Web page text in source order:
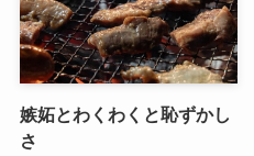
嫉妬とわくわくと恥ずかし
さ